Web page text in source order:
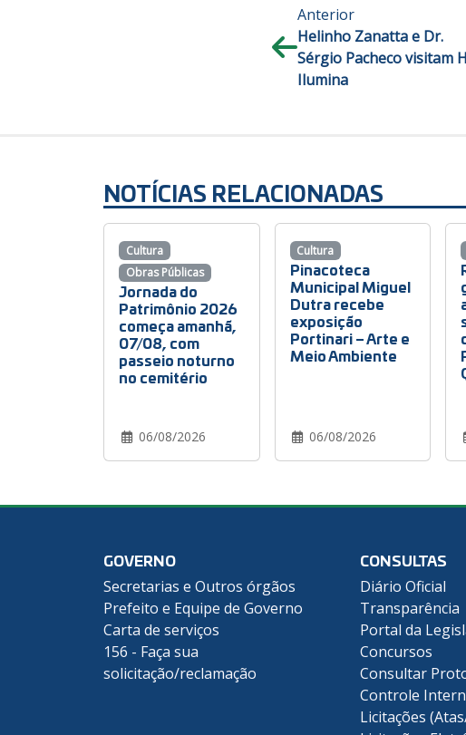
Anterior
Helinho Zanatta e Dr.
Sérgio Pacheco visitam
Ilumina
NOTÍCIAS RELACIONADAS
Jornada do
Patrimônio 2026
começa amanhã,
07/08, com
passeio noturno
no cemitério
06/08/2026
Cultura
Obras Públicas
Pinacoteca
Municipal Miguel
Dutra recebe
exposição
Portinari – Arte e
Meio Ambiente
06/08/2026
Cultura
GOVERNO
Secretarias e Outros órgãos
Prefeito e Equipe de Governo
Carta de serviços
156 - Faça sua
solicitação/reclamação
CONSULTAS
Diário Oficial
Transparência
Portal da
Concursos
Consultar
Controle
Licitações